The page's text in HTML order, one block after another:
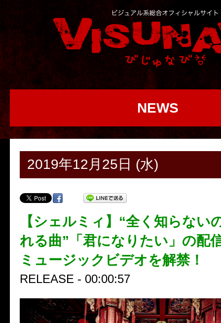
NEWS
2019年12月25日 (水)
【シェルミィ】“全く知らない
れる曲”「君になりたい」の配
ミュージックビデオを解禁！
RELEASE - 00:00:57